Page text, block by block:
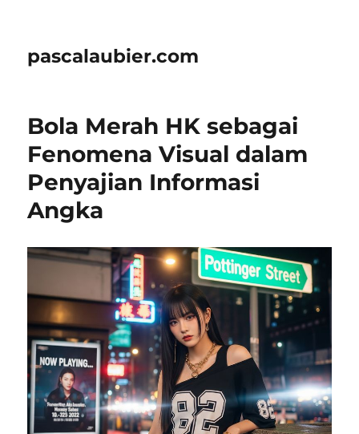
pascalaubier.com
Bola Merah HK sebagai
Fenomena Visual dalam
Penyajian Informasi
Angka